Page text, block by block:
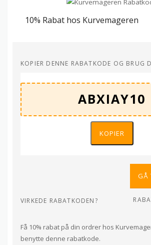
10% Rabat hos Kurvemageren
KOPIER DENNE RABATKODE OG BRUG
KOPIER
GÅ
VIRKEDE RABATKODEN?
Få 10% rabat på din ordrer hos
benytte denne rabatkode.